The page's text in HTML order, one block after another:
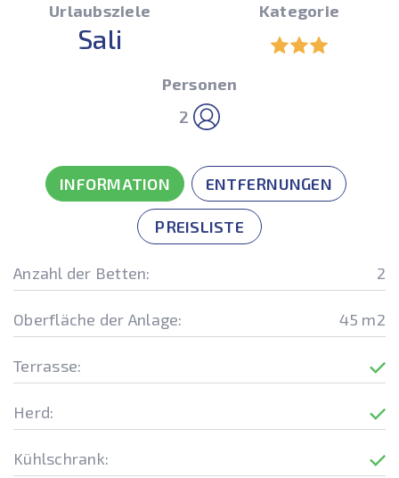
Urlaubsziele
Sali
Kategorie
Personen
2
INFORMATION ENTFERNUNGEN
PREISLISTE
Anzahl der Betten: 2
Oberfläche der Anlage: 45 m2
Terrasse:
Herd:
Kühlschrank: